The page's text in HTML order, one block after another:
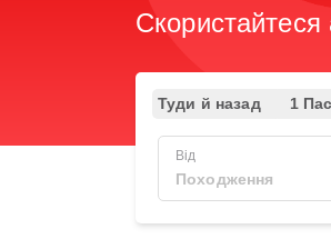
Туди й назад 1
Від